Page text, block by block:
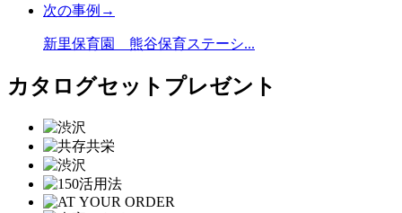
次の事例→
新里保育園 熊谷保育ステーシ...
カタログセットプレゼント